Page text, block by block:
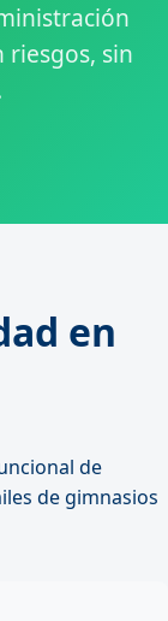
riesgos, sin
en
de
de gimnasios